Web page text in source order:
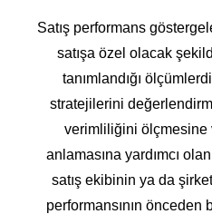
Satış performans
satışa özel olacak
tanımlandığı
stratejilerini
verimliliğini ölçmesine
anlamasına yardımcı
satış ekibinin ya da
performansının